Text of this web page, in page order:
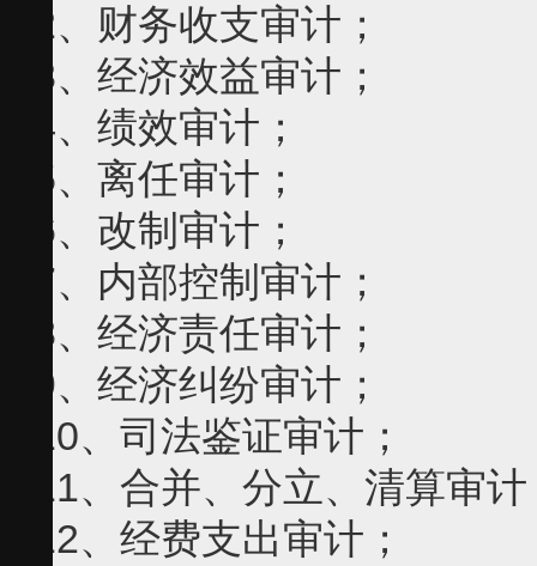
2、财务收支审计；
3、经济效益审计；
4、绩效审计；
5、离任审计；
6、改制审计；
7、内部控制审计；
8、经济责任审计；
9、经济纠纷审计；
10、司法鉴证审计；
11、合并、分立、清算审
12、经费支出审计；